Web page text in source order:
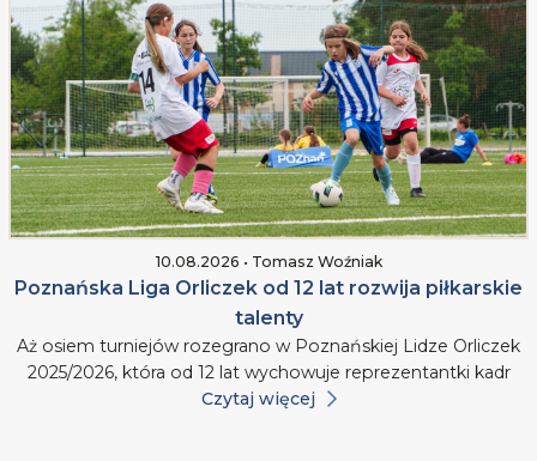
10.08.2026 • Tomasz Woźniak
Poznańska Liga Orliczek od 12 lat rozwija piłkarskie
talenty
Aż osiem turniejów rozegrano w Poznańskiej Lidze Orliczek
2025/2026, która od 12 lat wychowuje reprezentantki kadr
Czytaj więcej